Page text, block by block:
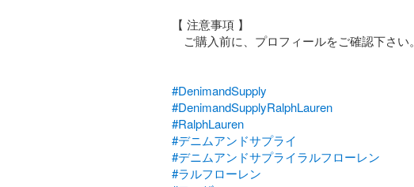
【 注意事項 】
ご購入前に、プロフィールをご確認下さい。
#DenimandSupply
#DenimandSupplyRalphLauren
#RalphLauren
#デニムアンドサプライ
#デニムアンドサプライラルフローレン
#ラルフローレン